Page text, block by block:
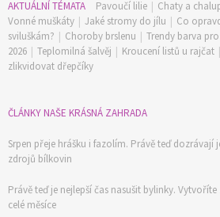
AKTUÁLNÍ TÉMATA Pavoučí lilie | Chaty a
Vonné muškáty | Jaké stromy do jílu | Co
sviluškám? | Choroby brslenu | Trendy barva pro
2026 | Teplomilná šalvěj | Kroucení listů u rajčat |
zlikvidovat dřepčíky
ČLÁNKY NAŠE KRÁSNÁ ZAHRADA
Srpen přeje hrášku i fazolím. Právě teď dozrávají
zdrojů bílkovin
Právě teď je nejlepší čas nasušit bylinky.
celé měsíce